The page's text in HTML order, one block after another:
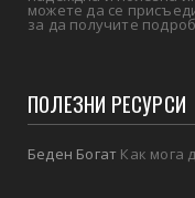
можете да се
за да получите
ПОЛЕЗНИ РЕСУРСИ
Беден Богат Как мога